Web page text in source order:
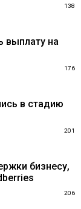
138
выплату на
176
в стадию
201
бизнесу,
206